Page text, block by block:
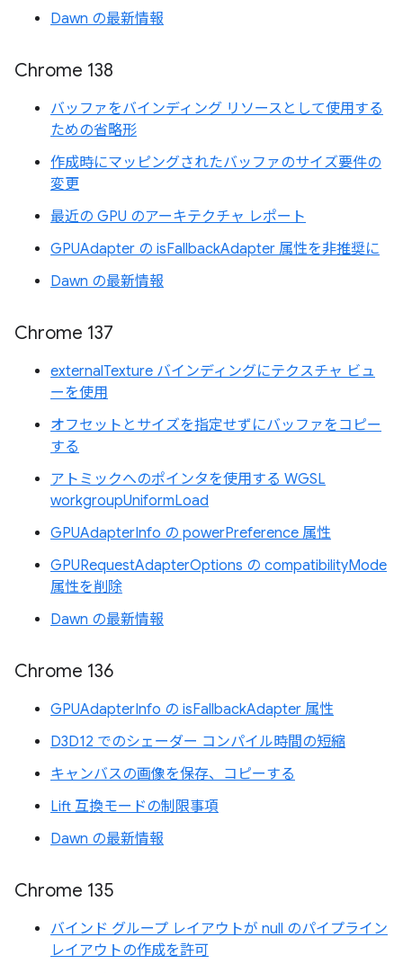
Dawn の最新情報
Chrome 138
バッファをバインディング リソースとして使用する
ための省略形
作成時にマッピングされたバッファのサイズ要件の
変更
最近の GPU のアーキテクチャ レポート
GPUAdapter の isFallbackAdapter 属性を非推奨に
Dawn の最新情報
Chrome 137
externalTexture バインディングにテクスチャ ビュ
ーを使用
オフセットとサイズを指定せずにバッファをコピー
する
アトミックへのポインタを使用する WGSL
workgroupUniformLoad
GPUAdapterInfo の powerPreference 属性
GPURequestAdapterOptions の compatibilityMode
属性を削除
Dawn の最新情報
Chrome 136
GPUAdapterInfo の isFallbackAdapter 属性
D3D12 でのシェーダー コンパイル時間の短縮
キャンバスの画像を保存、コピーする
Lift 互換モードの制限事項
Dawn の最新情報
Chrome 135
バインド グループ レイアウトが null のパイプライン
レイアウトの作成を許可